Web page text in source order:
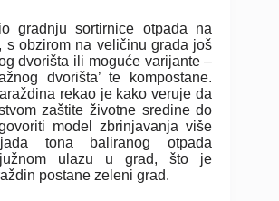
gradnju sortirnice otpada na
s obzirom na veličinu grada još
dvorišta ili moguće varijante –
dvorišta’ te kompostane.
rekao je kako veruje da
zaštite životne sredine do
model zbrinjavanja više
tona baliranog otpada
ulazu u grad, što je
postane zeleni grad.